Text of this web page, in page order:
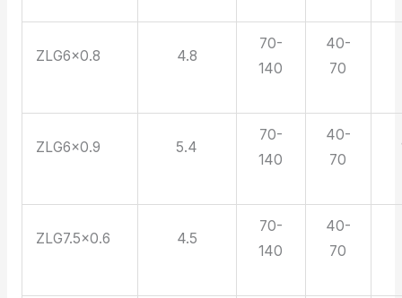
ZLG6×0.8 4.8
70-
140
40-
70
ZLG6×0.9 5.4
70-
140
40-
70
ZLG7.5×0.6 4.5
70-
140
40-
70